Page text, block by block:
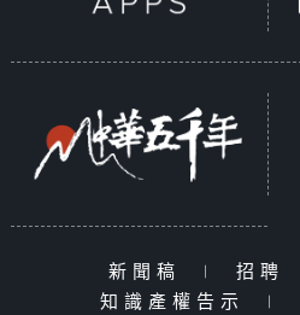
新聞稿 | 招聘
知識產權告示
|